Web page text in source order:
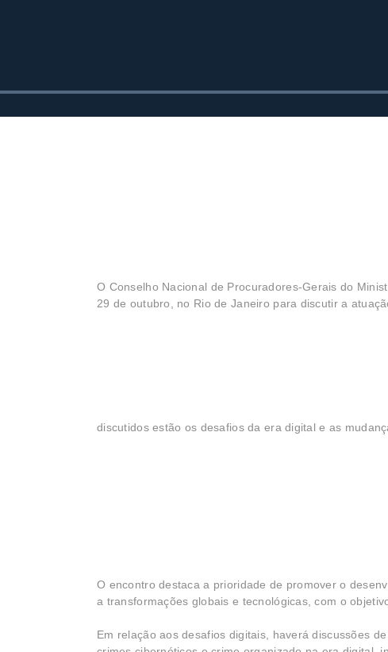
O Conselho Nacional de Procuradores-Gerais do
29 de outubro, no Rio de Janeiro para discutir a
discutidos estão os desafios da era digital e as
O encontro destaca a prioridade de promover o
a transformações globais e tecnológicas, com o
Em relação aos desafios digitais, haverá discussões